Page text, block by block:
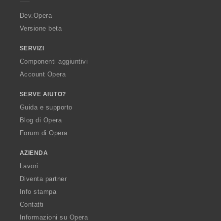
a
Dev.Opera
Versione beta
SERVIZI
Componenti aggiuntivi
Account Opera
SERVE AIUTO?
Guida e supporto
Blog di Opera
Forum di Opera
AZIENDA
Lavori
Diventa partner
Info stampa
Contatti
Informazioni su Opera